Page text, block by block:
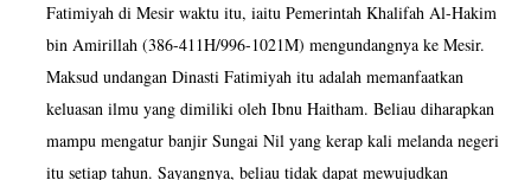
Fatimiyah di Mesir waktu itu, iaitu Pemerintah Khalifah Al-Hakim
bin Amirillah (386-411H/996-1021M) mengundangnya ke Mesir.
Maksud undangan Dinasti Fatimiyah itu adalah memanfaatkan
keluasan ilmu yang dimiliki oleh Ibnu Haitham. Beliau diharapkan
mampu mengatur banjir Sungai Nil yang kerap kali melanda negeri
itu setiap tahun. Sayangnya, beliau tidak dapat mewujudkan